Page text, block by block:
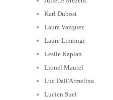
Karl Dubost
Laura Vazquez
Laure Limongi
Leslie Kaplan
Lionel Maurel
Luc Dall'Armelina
Lucien Suel